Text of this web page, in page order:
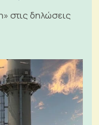
στις δηλώσεις